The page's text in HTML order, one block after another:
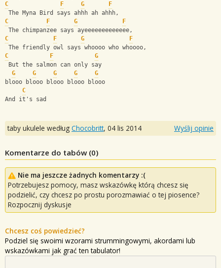
C
F G
F
The Myna Bird says ahhh ah ahhh,
C
F G
F
The chimpanzee says ayeeeeeeeeeeeee,
C
F G
F
The friendly owl says whoooo who whoooo,
C
F
G
But the salmon can only say
G
G G G
G
blooo blooo blooo blooo blooo
C
And it's sad
taby ukulele według Chocobritt, 04 lis 2014 Wyślij opinie
Komentarze do tabów (0)
Nie ma jeszcze żadnych komentarzy :(
Potrzebujesz pomocy, masz wskazówkę którą chcesz się
podzielić, czy chcesz po prostu porozmawiać o tej piosence?
Rozpocznij dyskusje
Chcesz coś powiedzieć?
Podziel się swoimi wzorami strummingowymi, akordami lub
wskazówkami jak grać ten tabulator!